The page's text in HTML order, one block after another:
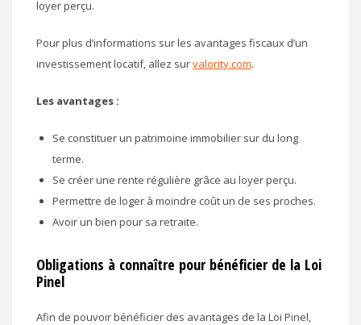
loyer perçu.
Pour plus d’informations sur les avantages fiscaux d’un
investissement locatif, allez survalority.com.
Les avantages :
Se constituer un patrimoine immobilier sur du long
terme.
Se créer une rente régulière grâce au loyer perçu.
Permettre de loger à moindre coût un de ses proches.
Avoir un bien pour sa retraite.
Obligations à connaître pour bénéficier de la Loi
Pinel
Afin de pouvoir bénéficier des avantages de la Loi Pinel,